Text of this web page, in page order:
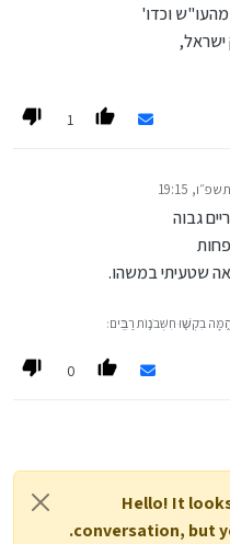
מהעו"ש וכדו'
1
19:15
על ידי
גבוה
שטעיתי במשהו.
בִקְשׁ֖וּ חִשְּׁבֹנ֥וֹת רַבִּֽים׃
0
Hello! It
conversation, but